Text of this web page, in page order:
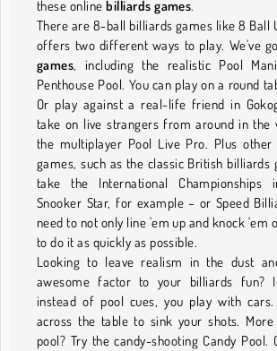
these onlinebilliards games.
There are 8-ball billiards games like 8 Ball
offers two different ways to play. We've
games, including the realistic Pool
Penthouse Pool. You can play on a round
Or play against a real-life friend in
take on live strangers from around in the
the multiplayer Pool Live Pro. Plus other
games, such as the classic British billiards
take the International Championships
Snooker Star, for example – or Speed
need to not only line 'em up and knock 'em
to do it as quickly as possible.
Looking to leave realism in the dust
awesome factor to your billiards fun?
instead of pool cues, you play with
across the table to sink your shots.
pool? Try the candy-shooting Candy